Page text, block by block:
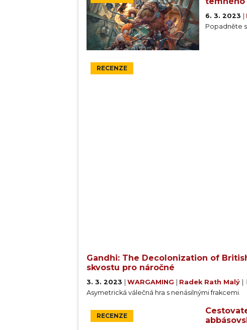
6. 3. 2023
Popadněte
RECENZE
Gandhi: The Decolonization of
skvostu pro náročné
3. 3. 2023 | WARGAMING | Radek Rath Malý |
Asymetrická válečná hra s nenásilnými frakcemi.
RECENZE